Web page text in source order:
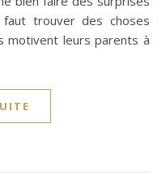
faut trouver des choses
motivent leurs parents à